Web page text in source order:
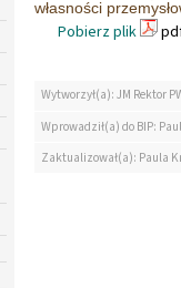
własności
Pobierz plik
Wytworzył(a): JM Rektor
Wprowadził(a) do BIP:
Zaktualizował(a): Paula